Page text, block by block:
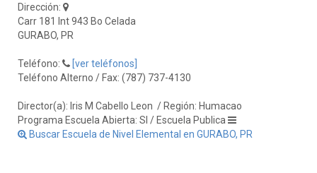
Dirección:
Carr 181 Int 943 Bo Celada
GURABO, PR
Teléfono:
[ver teléfonos]
Teléfono Alterno / Fax: (787) 737-4130
Director(a): Iris M Cabello Leon / Región: Humacao
Programa Escuela Abierta: SI / Escuela Publica
Buscar Escuela de Nivel Elemental en GURABO, PR